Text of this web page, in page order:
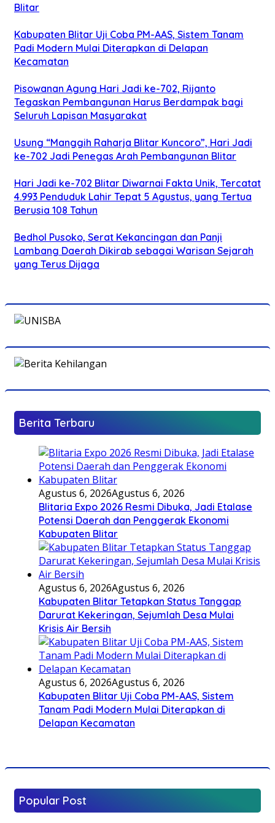
Blitar
Kabupaten Blitar Uji Coba PM-AAS, Sistem Tanam
Padi Modern Mulai Diterapkan di Delapan
Kecamatan
Pisowanan Agung Hari Jadi ke-702, Rijanto
Tegaskan Pembangunan Harus Berdampak bagi
Seluruh Lapisan Masyarakat
Usung “Manggih Raharja Blitar Kuncoro”, Hari Jadi
ke-702 Jadi Penegas Arah Pembangunan Blitar
Hari Jadi ke-702 Blitar Diwarnai Fakta Unik, Tercatat
4.993 Penduduk Lahir Tepat 5 Agustus, yang Tertua
Berusia 108 Tahun
Bedhol Pusoko, Serat Kekancingan dan Panji
Lambang Daerah Dikirab sebagai Warisan Sejarah
yang Terus Dijaga
Berita Terbaru
Agustus 6, 2026Agustus 6, 2026
Blitaria Expo 2026 Resmi Dibuka, Jadi Etalase
Potensi Daerah dan Penggerak Ekonomi
Kabupaten Blitar
Agustus 6, 2026Agustus 6, 2026
Kabupaten Blitar Tetapkan Status Tanggap
Darurat Kekeringan, Sejumlah Desa Mulai
Krisis Air Bersih
Agustus 6, 2026Agustus 6, 2026
Kabupaten Blitar Uji Coba PM-AAS, Sistem
Tanam Padi Modern Mulai Diterapkan di
Delapan Kecamatan
Popular Post